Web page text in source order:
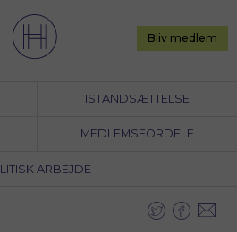
ISTANDSÆTTELSE
MEDLEMSFORDELE
ARBEJDE
Bliv medlem